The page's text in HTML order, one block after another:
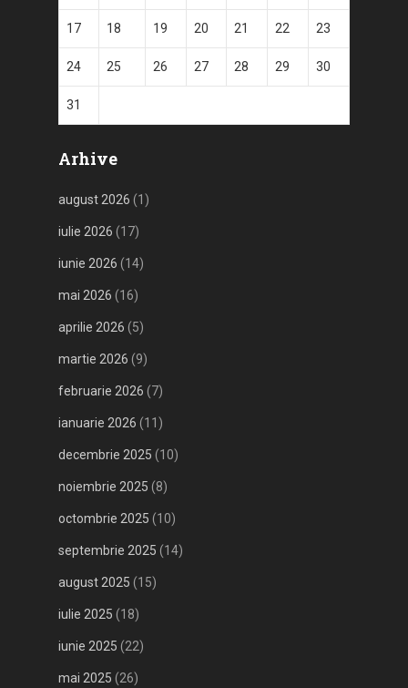
17 18 19 20 21 22 23
24 25 26 27 28 29 30
31
Arhive
august 2026 (1)
iulie 2026 (17)
iunie 2026 (14)
mai 2026 (16)
aprilie 2026 (5)
martie 2026 (9)
februarie 2026 (7)
ianuarie 2026 (11)
decembrie 2025 (10)
noiembrie 2025 (8)
octombrie 2025 (10)
septembrie 2025 (14)
august 2025 (15)
iulie 2025 (18)
iunie 2025 (22)
mai 2025 (26)